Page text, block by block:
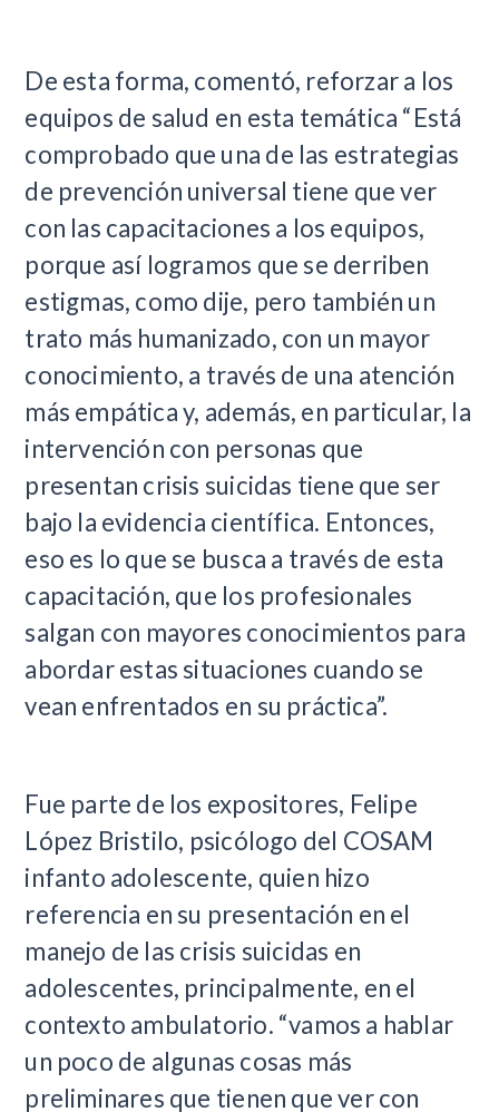
De esta forma, comentó, reforzar a los
equipos de salud en esta temática “Está
comprobado que una de las estrategias
de prevención universal tiene que ver
con las capacitaciones a los equipos,
porque así logramos que se derriben
estigmas, como dije, pero también un
trato más humanizado, con un mayor
conocimiento, a través de una atención
más empática y, además, en particular, la
intervención con personas que
presentan crisis suicidas tiene que ser
bajo la evidencia científica. Entonces,
eso es lo que se busca a través de esta
capacitación, que los profesionales
salgan con mayores conocimientos para
abordar estas situaciones cuando se
vean enfrentados en su práctica”.
Fue parte de los expositores, Felipe
López Bristilo, psicólogo del COSAM
infanto adolescente, quien hizo
referencia en su presentación en el
manejo de las crisis suicidas en
adolescentes, principalmente, en el
contexto ambulatorio. “vamos a hablar
un poco de algunas cosas más
preliminares que tienen que ver con